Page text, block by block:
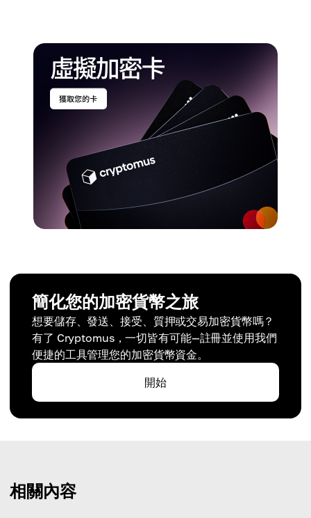
簡化您的加密貨幣之旅
想要儲存、發送、接受、質押或交易加密貨幣嗎？
有了 Cryptomus，一切皆有可能—註冊並使用我們
便捷的工具管理您的加密貨幣資金。
開始
相關內容